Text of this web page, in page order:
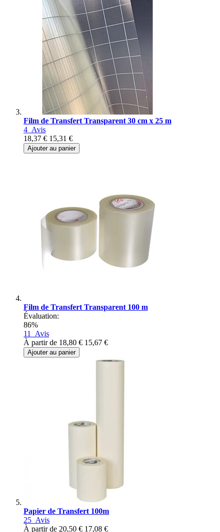
Film de Transfert Transparent 30 cm x 25 m
4 Avis
18,37 € 15,31 €
Ajouter au panier
Film de Transfert Transparent 100 m
Évaluation:
86%
11 Avis
À partir de 18,80 € 15,67 €
Ajouter au panier
Papier de Transfert 100m
25 Avis
À partir de 20,50 € 17,08 €